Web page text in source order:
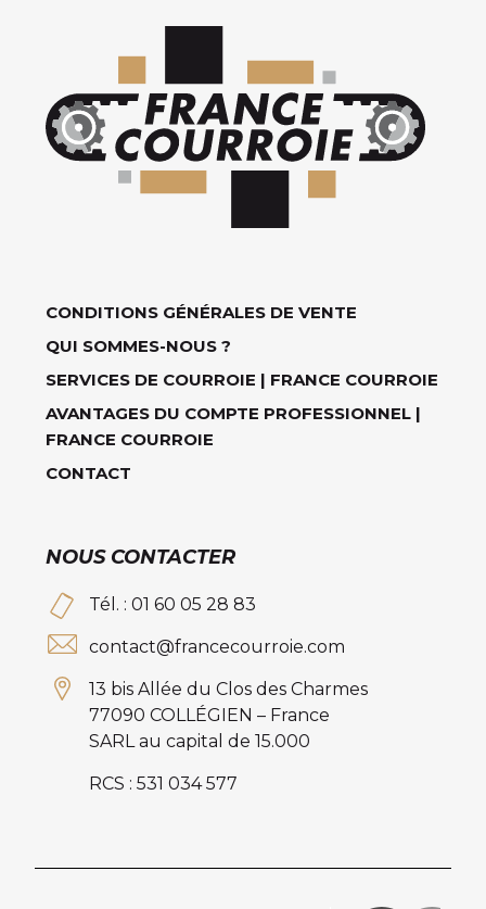
CONDITIONS GÉNÉRALES DE VENTE
QUI SOMMES-NOUS ?
SERVICES DE COURROIE | FRANCE COURROIE
AVANTAGES DU COMPTE PROFESSIONNEL |
FRANCE COURROIE
CONTACT
NOUS CONTACTER
Tél. : 01 60 05 28 83
contact@francecourroie.com
13 bis Allée du Clos des Charmes
77090 COLLÉGIEN – France
SARL au capital de 15.000
RCS : 531 034 577